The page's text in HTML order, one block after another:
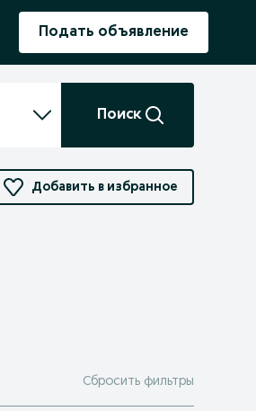
Подать объявление
Поиск
Добавить в избранное
Сбросить фильтры